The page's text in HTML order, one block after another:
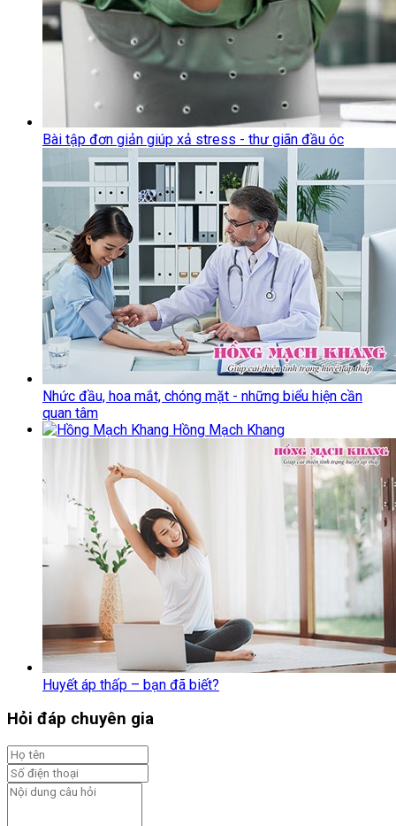
Bài tập đơn giản giúp xả stress - thư giãn đầu óc
Nhức đầu, hoa mắt, chóng mặt - những biểu hiện cần
quan tâm
Hồng Mạch Khang
Huyết áp thấp – bạn đã biết?
Hỏi đáp chuyên gia